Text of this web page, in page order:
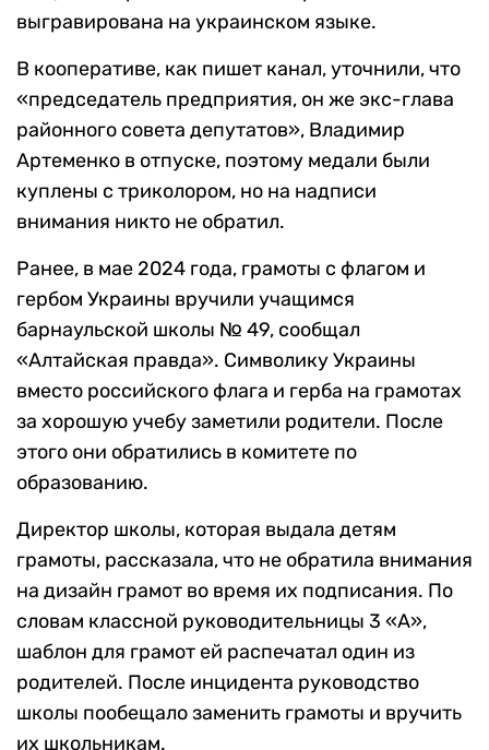
выгравирована на украинском языке.
В кооперативе, как пишет канал, уточнили, что
«председатель предприятия, он же экс-глава
районного совета депутатов», Владимир
Артеменко в отпуске, поэтому медали были
куплены с триколором, но на надписи
внимания никто не обратил.
Ранее, в мае 2024 года, грамоты с флагом и
гербом Украины вручили учащимся
барнаульской школы № 49, сообщал
«Алтайская правда». Символику Украины
вместо российского флага и герба на грамотах
за хорошую учебу заметили родители. После
этого они обратились в комитете по
образованию.
Директор школы, которая выдала детям
грамоты, рассказала, что не обратила внимания
на дизайн грамот во время их подписания. По
словам классной руководительницы 3 «А»,
шаблон для грамот ей распечатал один из
родителей. После инцидента руководство
школы пообещало заменить грамоты и вручить
их школьникам.